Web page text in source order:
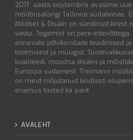
2017. aasta septembris avasime
mööblisalongi Tallinna südalinnas.
Mööbel & Disain on sündinud kirest
vastu. Tegemist on pere-
erinevate põlvkondade teadmised
tootmisest ja müügist.
kvaliteedi, moodsa disaini ja
Euroopa südamest. Treimann
on meid mõjutanud kindlasti
enamus tooted ka pärit.
AVALEHT